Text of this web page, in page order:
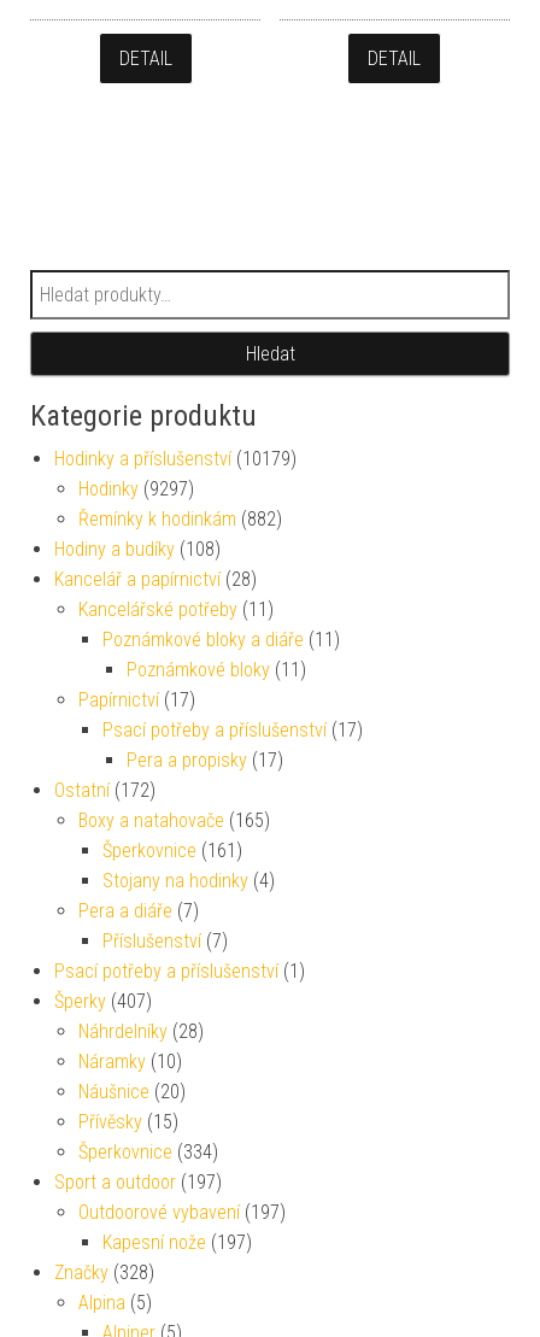
DETAIL DETAIL
Hledat:
Hledat
Kategorie produktu
Hodinky a příslušenství (10179)
Hodinky (9297)
Řemínky k hodinkám (882)
Hodiny a budíky (108)
Kancelář a papírnictví (28)
Kancelářské potřeby (11)
Poznámkové bloky a diáře (11)
Poznámkové bloky (11)
Papírnictví (17)
Psací potřeby a příslušenství (17)
Pera a propisky (17)
Ostatní (172)
Boxy a natahovače (165)
Šperkovnice (161)
Stojany na hodinky (4)
Pera a diáře (7)
Příslušenství (7)
Psací potřeby a příslušenství (1)
Šperky (407)
Náhrdelníky (28)
Náramky (10)
Náušnice (20)
Přívěsky (15)
Šperkovnice (334)
Sport a outdoor (197)
Outdoorové vybavení (197)
Kapesní nože (197)
Značky (328)
Alpina (5)